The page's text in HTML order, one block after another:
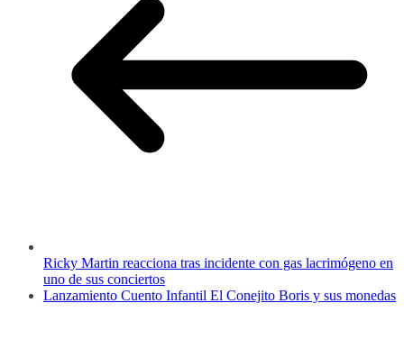
Ricky Martin reacciona tras incidente con gas lacrimógeno en
uno de sus conciertos
Lanzamiento Cuento Infantil El Conejito Boris y sus monedas